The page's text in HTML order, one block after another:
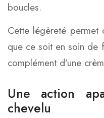
boucles.
Cette légèreté permet
que ce soit en soin de
complément d’une
Une action
chevelu